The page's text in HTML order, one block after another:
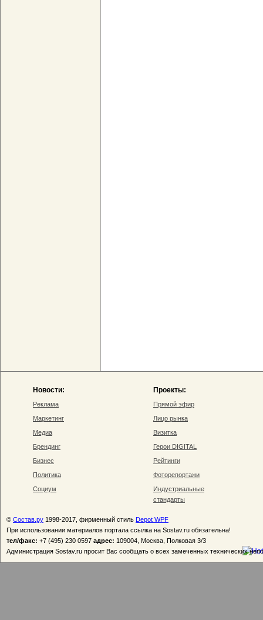
Новости:
Реклама
Маркетинг
Медиа
Брендинг
Бизнес
Политика
Социум
Проекты:
Прямой эфир
Лицо рынка
Визитка
Герои DIGITAL
Рейтинги
Фоторепортажи
Индустриальные
стандарты
© Состав.ру 1998-2017, фирменный стиль Depot WPF
При использовании материалов портала ссылка на Sostav.ru обязательна!
тел/факс: +7 (495) 230 0597 адрес: 109004, Москва, Полковая 3/3
Администрация Sostav.ru просит Вас сообщать о всех замеченных технических